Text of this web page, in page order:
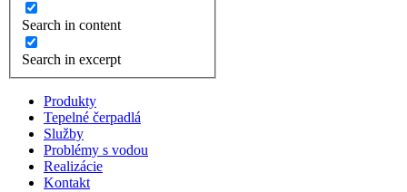
Search in content
Search in excerpt
Produkty
Tepelné čerpadlá
Služby
Problémy s vodou
Realizácie
Kontakt